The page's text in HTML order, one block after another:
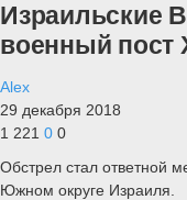
Израильские
военный пост
Alex
29 декабря 2018
1 221 0 0
Обстрел стал ответной
Южном округе Израиля.